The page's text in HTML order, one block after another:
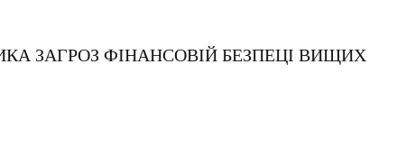
ЗАГРОЗ ФІНАНСОВІЙ БЕЗПЕЦІ ВИЩИХ